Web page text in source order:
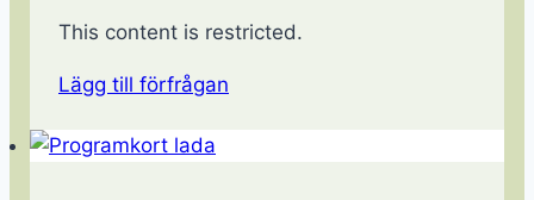
This content is restricted.
Lägg till förfrågan